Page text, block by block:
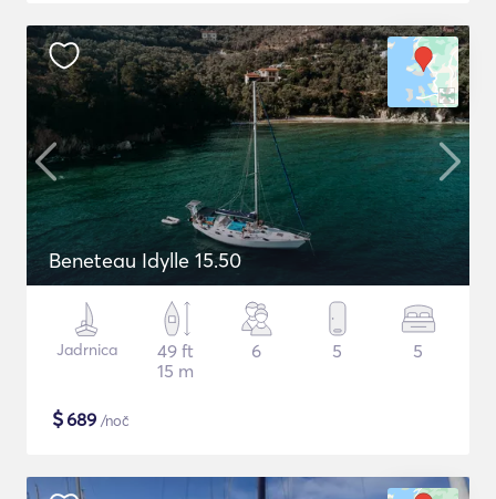
Beneteau Idylle 15.50
Jadrnica
49 ft
15 m
6 5 5
$689 /noč